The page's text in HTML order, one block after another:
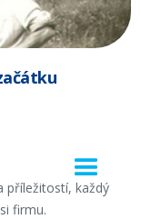
příležitostí, každý
firmu.